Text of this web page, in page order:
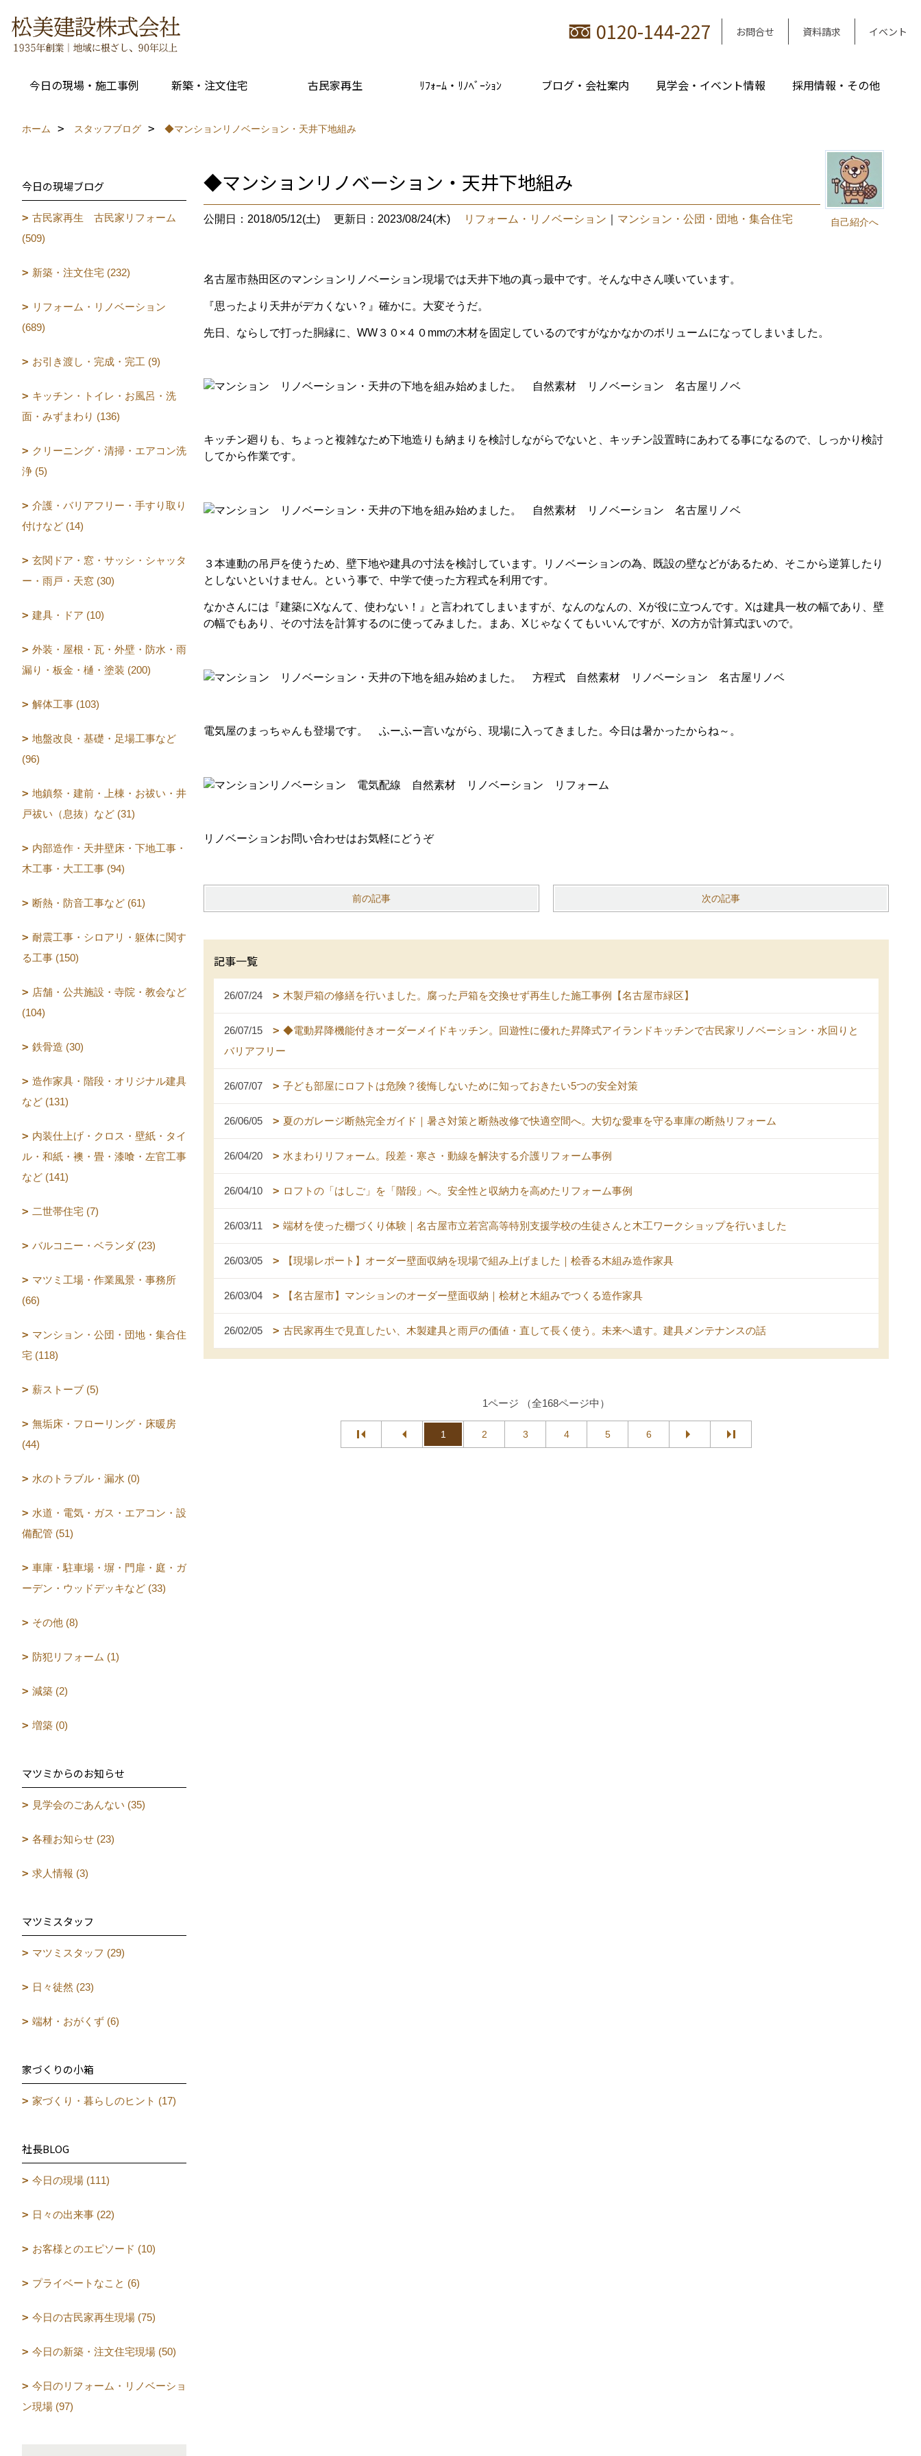
0120-144-227 お問合せ 資料請求 イベント
今日の現場・施工事例 新築・注文住宅 古民家再生 ﾘﾌｫｰﾑ・ﾘﾉﾍﾞｰｼｮﾝ ブログ・会社案内 見学会・イベント情報 採用情報・その他
ホーム スタッフブログ ◆マンションリノベーション・天井下地組み
自己紹介へ
◆マンションリノベーション・天井下地組み
公開日：2018/05/12(土) 更新日：2023/08/24(木) リフォーム・リノベーション マンション・公団・団地・集合住宅
名古屋市熱田区のマンションリノベーション現場では天井下地の真っ最中です。そんな中さん嘆いています。
『思ったより天井がデカくない？』確かに。大変そうだ。
先日、ならしで打った胴縁に、WW３０×４０mmの木材を固定しているのですがなかなかのボリュームになってしまいました。
キッチン廻りも、ちょっと複雑なため下地造りも納まりを検討しながらでないと、キッチン設置時にあわてる事になるので、しっかり検討
してから作業です。
３本連動の吊戸を使うため、壁下地や建具の寸法を検討しています。リノベーションの為、既設の壁などがあるため、そこから逆算したり
としないといけません。という事で、中学で使った方程式を利用です。
なかさんには『建築にXなんて、使わない！』と言われてしまいますが、なんのなんの、Xが役に立つんです。Xは建具一枚の幅であり、壁
の幅でもあり、その寸法を計算するのに使ってみました。まあ、Xじゃなくてもいいんですが、Xの方が計算式ぽいので。
電気屋のまっちゃんも登場です。 ふーふー言いながら、現場に入ってきました。今日は暑かったからね～。
リノベーションお問い合わせはお気軽にどうぞ
前の記事 次の記事
記事一覧
26/07/24 木製戸箱の修繕を行いました。腐った戸箱を交換せず再生した施工事例【名古屋市緑区】
26/07/15
◆電動昇降機能付きオーダーメイドキッチン。回遊性に優れた昇降式アイランドキッチンで古民家リノベーション・水回りと
バリアフリー
26/07/07 子ども部屋にロフトは危険？後悔しないために知っておきたい5つの安全対策
26/06/05 夏のガレージ断熱完全ガイド｜暑さ対策と断熱改修で快適空間へ。大切な愛車を守る車庫の断熱リフォーム
26/04/20 水まわりリフォーム。段差・寒さ・動線を解決する介護リフォーム事例
26/04/10 ロフトの「はしご」を「階段」へ。安全性と収納力を高めたリフォーム事例
26/03/11 端材を使った棚づくり体験｜名古屋市立若宮高等特別支援学校の生徒さんと木工ワークショップを行いました
26/03/05 【現場レポート】オーダー壁面収納を現場で組み上げました｜桧香る木組み造作家具
26/03/04 【名古屋市】マンションのオーダー壁面収納｜桧材と木組みでつくる造作家具
26/02/05 古民家再生で見直したい、木製建具と雨戸の価値・直して長く使う。未来へ遺す。建具メンテナンスの話
1ページ （全168ページ中）
1 2 3 4 5 6
今日の現場ブログ
古民家再生 古民家リフォーム
(509)
新築・注文住宅 (232)
リフォーム・リノベーション
(689)
お引き渡し・完成・完工 (9)
キッチン・トイレ・お風呂・洗
面・みずまわり (136)
クリーニング・清掃・エアコン洗
浄 (5)
介護・バリアフリー・手すり取り
付けなど (14)
玄関ドア・窓・サッシ・シャッタ
ー・雨戸・天窓 (30)
建具・ドア (10)
外装・屋根・瓦・外壁・防水・雨
漏り・板金・樋・塗装 (200)
解体工事 (103)
地盤改良・基礎・足場工事など
(96)
地鎮祭・建前・上棟・お祓い・井
戸祓い（息抜）など (31)
内部造作・天井壁床・下地工事・
木工事・大工工事 (94)
断熱・防音工事など (61)
耐震工事・シロアリ・躯体に関す
る工事 (150)
店舗・公共施設・寺院・教会など
(104)
鉄骨造 (30)
造作家具・階段・オリジナル建具
など (131)
内装仕上げ・クロス・壁紙・タイ
ル・和紙・襖・畳・漆喰・左官工事
など (141)
二世帯住宅 (7)
バルコニー・ベランダ (23)
マツミ工場・作業風景・事務所
(66)
マンション・公団・団地・集合住
宅 (118)
薪ストーブ (5)
無垢床・フローリング・床暖房
(44)
水のトラブル・漏水 (0)
水道・電気・ガス・エアコン・設
備配管 (51)
車庫・駐車場・塀・門扉・庭・ガ
ーデン・ウッドデッキなど (33)
その他 (8)
防犯リフォーム (1)
減築 (2)
増築 (0)
マツミからのお知らせ
見学会のごあんない (35)
各種お知らせ (23)
求人情報 (3)
マツミスタッフ
マツミスタッフ (29)
日々徒然 (23)
端材・おがくず (6)
家づくりの小箱
家づくり・暮らしのヒント (17)
社長BLOG
今日の現場 (111)
日々の出来事 (22)
お客様とのエピソード (10)
プライベートなこと (6)
今日の古民家再生現場 (75)
今日の新築・注文住宅現場 (50)
今日のリフォーム・リノベーショ
ン現場 (97)